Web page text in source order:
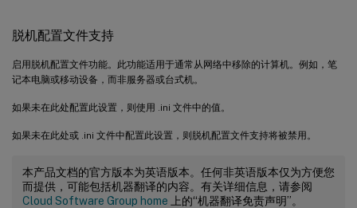
脱机配置文件支持
启用脱机配置文件功能。此功能适用于通常从网络中移除的计算机。例如，笔
记本电脑或移动设备，而非服务器或台式机。
如果未在此处配置此设置，则使用 .ini 文件中的值。
如果未在此处或 .ini 文件中配置此设置，则脱机配置文件支持将被禁用。
本产品文档的官方版本为英语版本。任何非英语版本仅为方便您
而提供，可能包括机器翻译的内容。有关详细信息，请参阅
Cloud Software Group home 上的“机器翻译免责声明”。